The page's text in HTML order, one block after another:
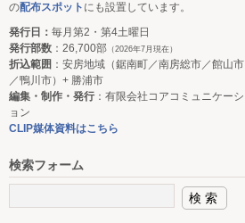
の配布スポット にも設置しています。
発行日： 毎月第2・第4土曜日
発行部数 ：26,700部 （2026年7月現在）
折込範囲 ：安房地域（鋸南町／南房総市／館山市
／鴨川市）+ 勝浦市
編集・制作・発行：有限会社コアコミュニケーシ
ョン
CLIP媒体資料はこちら
検索フォーム